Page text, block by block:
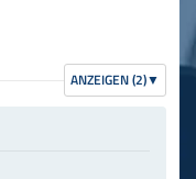
ANZEIGEN (2)▼